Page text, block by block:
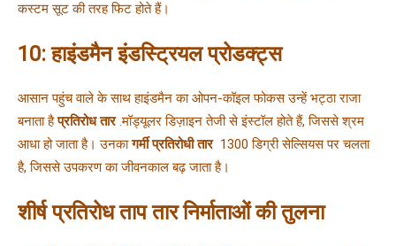
कस्टम सूट की तरह फिट होते हैं।
10: हाइंडमैन इंडस्ट्रियल प्रोडक्ट्स
आसान पहुंच वाले के साथ हाइंडमैन का ओपन-कॉइल फोकस उन्हें भट्ठा राजा
बनाता है प्रतिरोध तार .मॉड्यूलर डिज़ाइन तेजी से इंस्टॉल होते हैं, जिससे श्रम
आधा हो जाता है। उनका गर्मी प्रतिरोधी तार 1300 डिग्री सेल्सियस पर चलता
है, जिससे उपकरण का जीवनकाल बढ़ जाता है।
शीर्ष प्रतिरोध ताप तार निर्माताओं की तुलना